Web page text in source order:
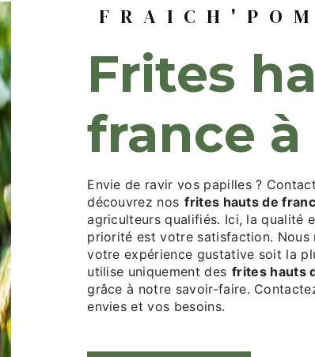
FRAICH'POM
frites hauts de
france
Envie de ravir vos papilles ?
découvrez nos frites hauts de
agriculteurs qualifiés. Ici, la qualité
priorité est votre satisfaction.
votre expérience gustative soit la
utilise uniquement des frites hauts
grâce à notre savoir-faire.
envies et vos besoins.